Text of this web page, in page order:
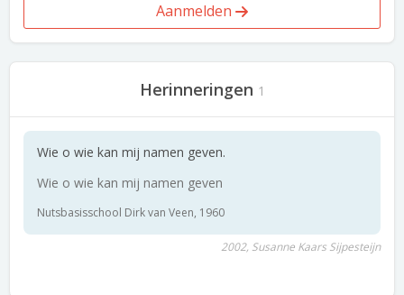
Aanmelden
Herinneringen 1
Wie o wie kan mij namen geven.
Wie o wie kan mij namen geven
Nutsbasisschool Dirk van Veen, 1960
2002, Susanne Kaars Sijpesteijn